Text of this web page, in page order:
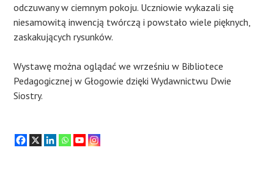
odczuwany w ciemnym pokoju. Uczniowie wykazali się
niesamowitą inwencją twórczą i powstało wiele pięknych,
zaskakujących rysunków.
Wystawę można oglądać we wrześniu w Bibliotece
Pedagogicznej w Głogowie dzięki Wydawnictwu Dwie
Siostry.